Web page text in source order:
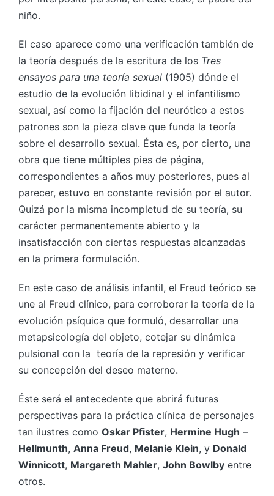
niño.
El caso aparece como una verificación también de
la teoría después de la escritura de los Tres
ensayos para una teoría sexual (1905) dónde el
estudio de la evolución libidinal y el infantilismo
sexual, así como la fijación del neurótico a estos
patrones son la pieza clave que funda la teoría
sobre el desarrollo sexual. Ésta es, por cierto, una
obra que tiene múltiples pies de página,
correspondientes a años muy posteriores, pues al
parecer, estuvo en constante revisión por el autor.
Quizá por la misma incompletud de su teoría, su
carácter permanentemente abierto y la
insatisfacción con ciertas respuestas alcanzadas
en la primera formulación.
En este caso de análisis infantil, el Freud teórico se
une al Freud clínico, para corroborar la teoría de la
evolución psíquica que formuló, desarrollar una
metapsicología del objeto, cotejar su dinámica
pulsional con la teoría de la represión y verificar
su concepción del deseo materno.
Éste será el antecedente que abrirá futuras
perspectivas para la práctica clínica de personajes
tan ilustres como Oskar Pfister, Hermine Hugh –
Hellmunth, Anna Freud, Melanie Klein, y Donald
Winnicott, Margareth Mahler, John Bowlby entre
otros.